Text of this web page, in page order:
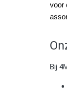
voor
Bij